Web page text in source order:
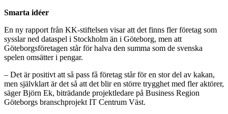
Smarta idéer
En ny rapport från KK-stiftelsen visar att det finns fler företag som
sysslar ned dataspel i Stockholm än i Göteborg, men att
Göteborgsföretagen står för halva den summa som de svenska
spelen omsätter i pengar.
– Det är positivt att så pass få företag står för en stor del av kakan,
men självklart är det så att det blir en större trygghet med fler aktörer,
säger Björn Ek, biträdande projektledare på Business Region
Göteborgs branschprojekt IT Centrum Väst.